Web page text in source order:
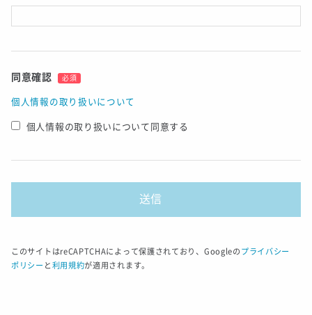
同意確認 必須
個人情報の取り扱いについて
個人情報の取り扱いについて同意する
このサイトはreCAPTCHAによって保護されており、Googleの プライバシー
ポリシー と利用規約が適用されます。